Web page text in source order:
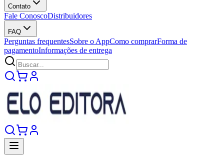
Contato
Fale ConoscoDistribuidores
FAQ
Perguntas frequentesSobre o AppComo comprarForma de
pagamentoInformações de entrega